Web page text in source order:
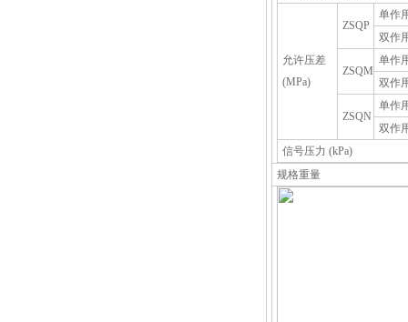
允许压差
(MPa)
ZSQP
单作
双作
ZSQM
单作
双作
ZSQN
单作
双作
信号压力 (kPa)
规格重量